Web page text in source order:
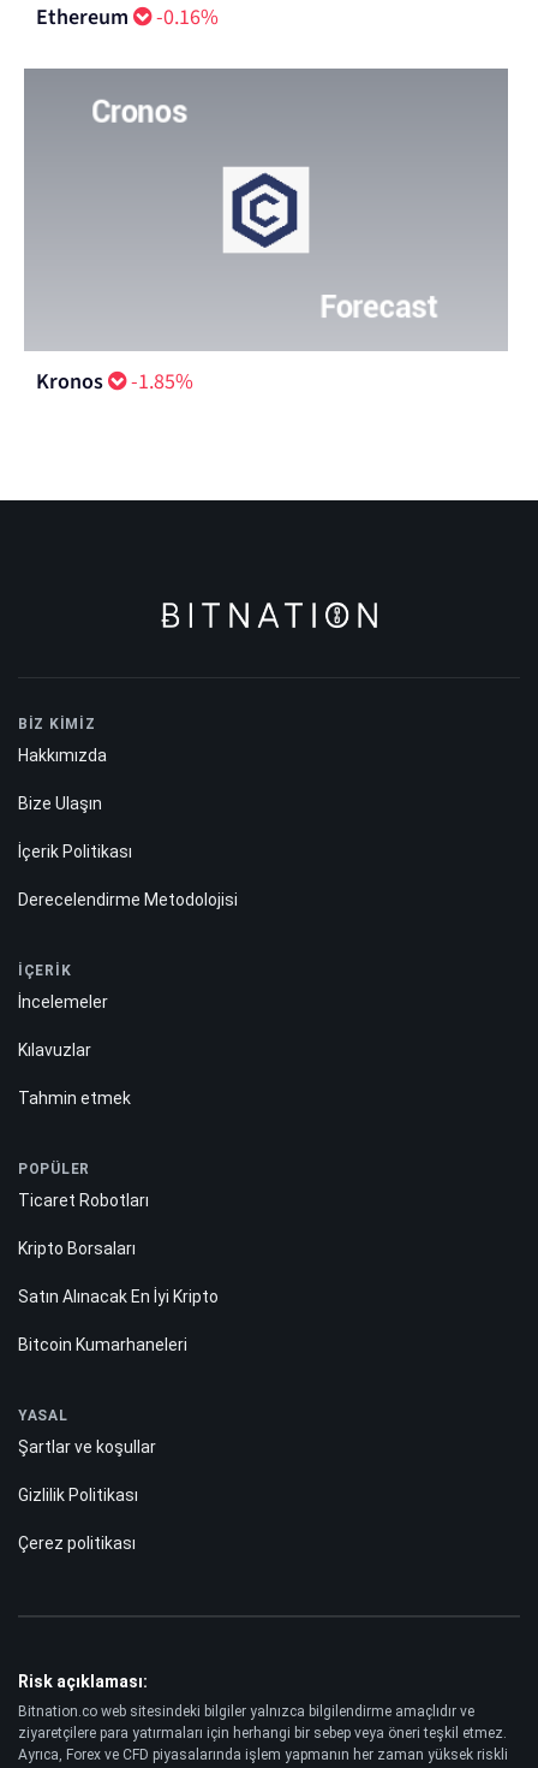
Ethereum -0.16%
Kronos -1.85%
BİZ KİMİZ
Hakkımızda
Bize Ulaşın
İçerik Politikası
Derecelendirme Metodolojisi
İÇERİK
İncelemeler
Kılavuzlar
Tahmin etmek
POPÜLER
Ticaret Robotları
Kripto Borsaları
Satın Alınacak En İyi Kripto
Bitcoin Kumarhaneleri
YASAL
Şartlar ve koşullar
Gizlilik Politikası
Çerez politikası
Risk açıklaması:
Bitnation.co web sitesindeki bilgiler yalnızca bilgilendirme amaçlıdır ve
ziyaretçilere para yatırmaları için herhangi bir sebep veya öneri teşkil etmez.
Ayrıca, Forex ve CFD piyasalarında işlem yapmanın her zaman yüksek riskli